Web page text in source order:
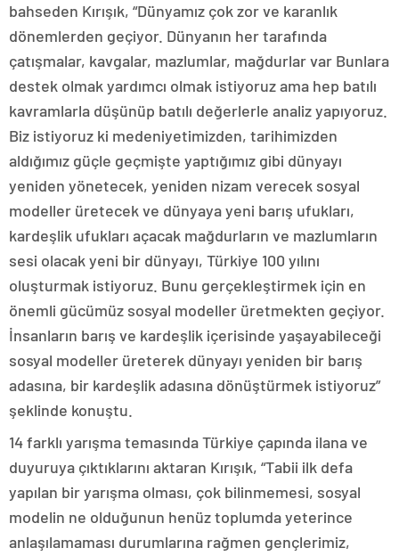
bahseden Kırışık, “Dünyamız çok zor ve karanlık
dönemlerden geçiyor. Dünyanın her tarafında
çatışmalar, kavgalar, mazlumlar, mağdurlar var Bunlara
destek olmak yardımcı olmak istiyoruz ama hep batılı
kavramlarla düşünüp batılı değerlerle analiz yapıyoruz.
Biz istiyoruz ki medeniyetimizden, tarihimizden
aldığımız güçle geçmişte yaptığımız gibi dünyayı
yeniden yönetecek, yeniden nizam verecek sosyal
modeller üretecek ve dünyaya yeni barış ufukları,
kardeşlik ufukları açacak mağdurların ve mazlumların
sesi olacak yeni bir dünyayı, Türkiye 100 yılını
oluşturmak istiyoruz. Bunu gerçekleştirmek için en
önemli gücümüz sosyal modeller üretmekten geçiyor.
İnsanların barış ve kardeşlik içerisinde yaşayabileceği
sosyal modeller üreterek dünyayı yeniden bir barış
adasına, bir kardeşlik adasına dönüştürmek istiyoruz”
şeklinde konuştu.
14 farklı yarışma temasında Türkiye çapında ilana ve
duyuruya çıktıklarını aktaran Kırışık, “Tabii ilk defa
yapılan bir yarışma olması, çok bilinmemesi, sosyal
modelin ne olduğunun henüz toplumda yeterince
anlaşılamaması durumlarına rağmen gençlerimiz,